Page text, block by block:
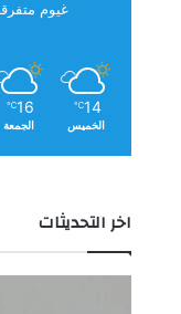
غيوم
14
℃
الخميس
16
℃
الجمعة
اخر التحديثات